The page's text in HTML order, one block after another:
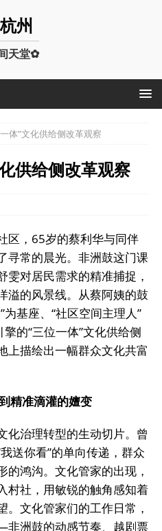
州
天堂✿
体”文化供给侧改革观察
供给侧改革观察
区，65岁的蔡利华与同伴
寻常的晨光。非洲鼓这门课
对居民需求的精准捕捉，
溢的风景线。从蔡阿姨的鼓
基座、“社区空间主理人”
的“三位一体”文化供给侧
上描绘出一幅群众文化共富
精准滴灌的嬗变
化治理转型的生动切片。曾
送你看”的单向传递，群众
的鸿沟。文化管家的出现，
村社，用敏锐的触角感知着
。文化管家们的工作日常，
洲鼓的动感节奏、越剧票